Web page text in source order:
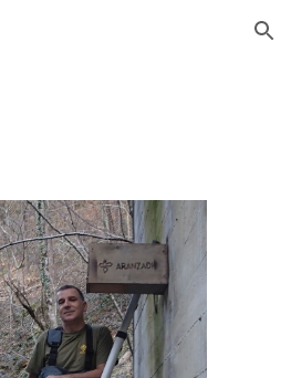
Skip to navigation